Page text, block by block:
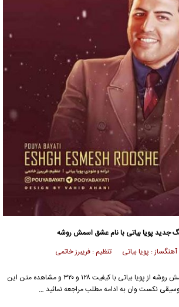
جدیدپویا بیاتی با نام عشق اسمش روشه
آهنگساز : پویا بیاتی تنظیم : فریبرز خاتمی
روشه از پویا بیاتی
با کیفیت ۱۲۸ و ۳۲۰ و مشاهده متن این
نکست وان به ادامه مطلب مراجعه نمائید …